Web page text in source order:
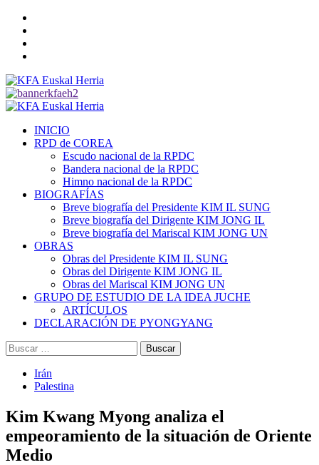
Saltar
contenido
Menú
INICIO
RPD de COREA
Escudo nacional de la RPDC
Bandera nacional de la RPDC
Himno nacional de la RPDC
BIOGRAFÍAS
Breve biografía del Presidente KIM IL SUNG
Breve biografía del Dirigente KIM JONG IL
Breve biografía del Mariscal KIM JONG UN
OBRAS
Obras del Presidente KIM IL SUNG
Obras del Dirigente KIM JONG IL
Obras del Mariscal KIM JONG UN
GRUPO DE ESTUDIO DE LA IDEA JUCHE
ARTÍCULOS
DECLARACIÓN DE PYONGYANG
Buscar:
Irán
Palestina
Kim Kwang Myong analiza el
empeoramiento de la situación de Oriente
Medio